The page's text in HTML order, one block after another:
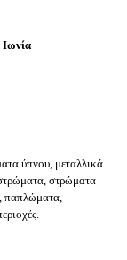
ύπνου, μεταλλικά
στρώματα
παπλώματα,